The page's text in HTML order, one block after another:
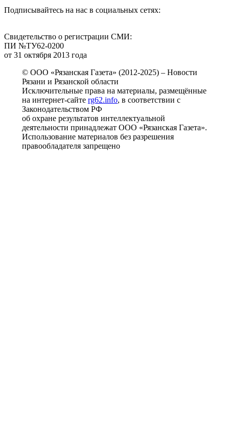
Подписывайтесь на нас в социальных сетях:
Свидетельство о регистрации СМИ:
ПИ №ТУ62-0200
от 31 октября 2013 года
© ООО «Рязанская Газета» (2012-2025) – Новости
Рязани и Рязанской области
Исключительные права на материалы, размещённые
на интернет-сайте rg62.info, в соответствии с
Законодательством РФ
об охране результатов интеллектуальной
деятельности принадлежат ООО «Рязанская Газета».
Использование материалов без разрешения
правообладателя запрещено